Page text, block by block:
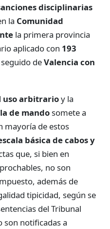
disciplinarias
la Comunidad
la primera provincia
aplicado con 193
deValencia con
uso arbitrarioy la
de mandosomete a
mayoría de estos
básica de cabos y
que, si bien en
no son
además de
tipicidad, según se
del Tribunal
son notificadas a